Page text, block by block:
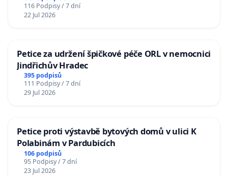
116 Podpisy / 7 dní
22 Jul 2026
Petice za udržení špičkové péče ORL v nemocnici
Jindřichův Hradec
395 podpisů
111 Podpisy / 7 dní
29 Jul 2026
Petice proti výstavbě bytových domů v ulici K
Polabinám v Pardubicích
106 podpisů
95 Podpisy / 7 dní
23 Jul 2026